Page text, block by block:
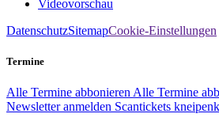
Videovorschau
DatenschutzSitemapCookie-Einstellungen
Termine
Alle Termine abbonieren Alle Termine
Newsletter anmelden Scantickets